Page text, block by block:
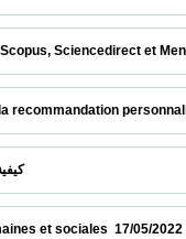
Scopus,
la recommandation
كيفية إيجاد موضوع بحث أصلي وبقيمة مضافة   28/05/2022
humaines et